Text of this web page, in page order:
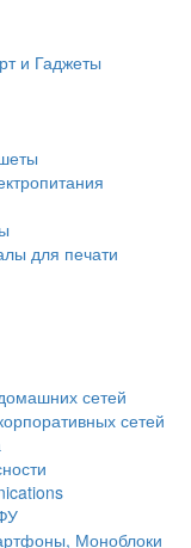
и Гаджеты
для печати
сетей
сетей
Моноблоки